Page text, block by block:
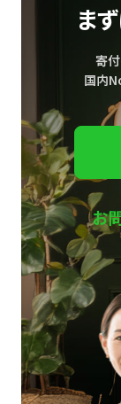
ま
寄付
国内
お